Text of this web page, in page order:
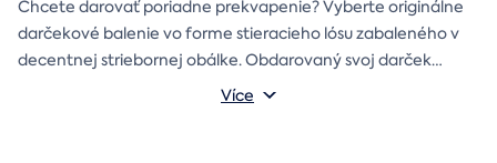
Chcete darovať poriadne prekvapenie? Vyberte originálne
darčekové balenie vo forme stieracieho lósu zabaleného v
decentnej striebornej obálke. Obdarovaný svoj darček
objaví až po chvíľke napätia počas stierania. Jedno je isté, u
Více